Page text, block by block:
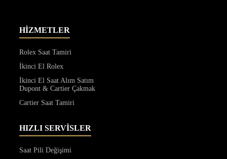
HİZMETLER
Rolex Saat Tamiri
İkinci El Rolex
İkinci El Saat Alım Satım
Dupont & Cartier Çakmak
Cartier Saat Tamiri
HIZLI SERVİSLER
Saat Pili Değişimi